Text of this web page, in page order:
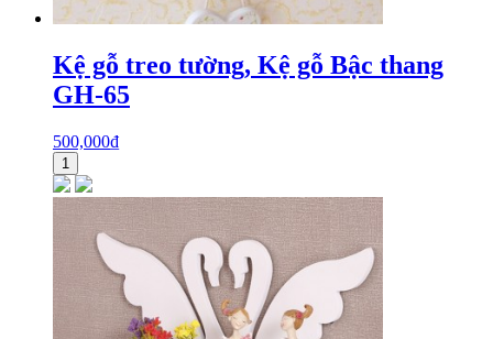
Kệ gỗ treo tường, Kệ gỗ Bậc thang
GH-65
500,000₫
1